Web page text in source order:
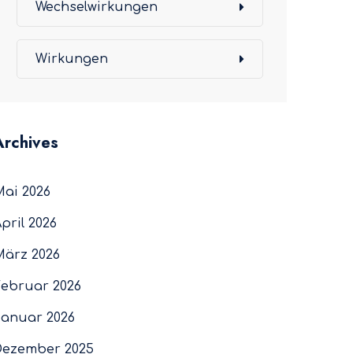
Wechselwirkungen
Wirkungen
2026
2026
2026
2026
2026
2025